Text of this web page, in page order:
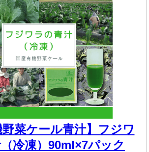
野菜ケール青汁】フジワ
冷凍）90ml×7パック